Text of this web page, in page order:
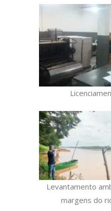
Levantamento
margens do